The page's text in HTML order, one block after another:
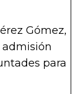
Gómez,
para